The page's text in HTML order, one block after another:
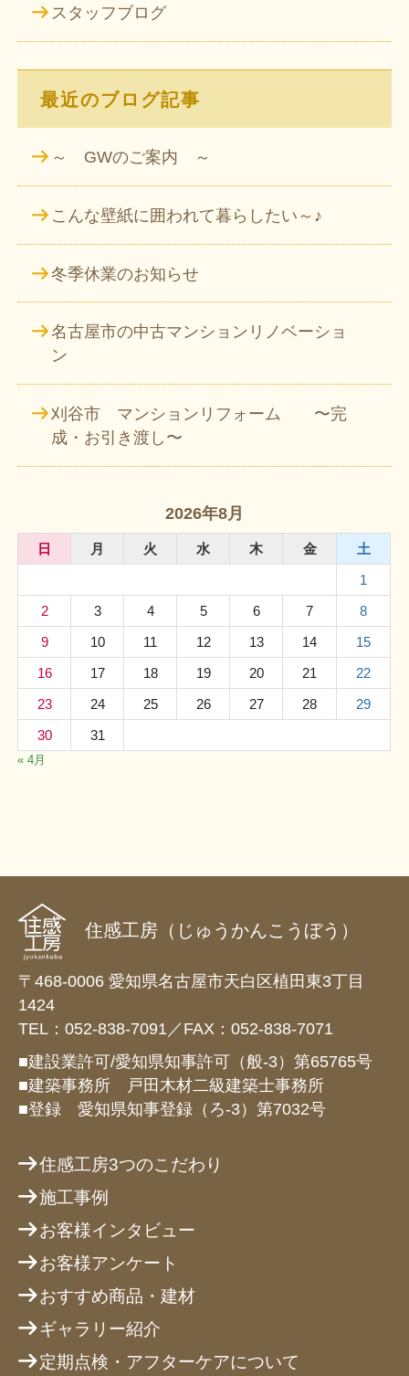
スタッフブログ
最近のブログ記事
～ GWのご案内 ～
こんな壁紙に囲われて暮らしたい～♪
冬季休業のお知らせ
名古屋市の中古マンションリノベーショ
ン
刈谷市 マンションリフォーム 〜完
成・お引き渡し〜
2026年8月
日 月 火 水 木 金
土
1
2
3 4 5 6 7
8
9
10 11 12 13 14
15
16
17 18 19 20 21
22
23
24 25 26 27 28
29
30
31
« 4月
住感工房（じゅうかんこうぼう）
〒468-0006 愛知県名古屋市天白区植田東3丁目
1424
TEL：052-838-7091／FAX：052-838-7071
■建設業許可/愛知県知事許可（般-3）第65765号
■建築事務所 戸田木材二級建築士事務所
■登録 愛知県知事登録（ろ-3）第7032号
住感工房3つのこだわり
施工事例
お客様インタビュー
お客様アンケート
おすすめ商品・建材
ギャラリー紹介
定期点検・アフターケアについて